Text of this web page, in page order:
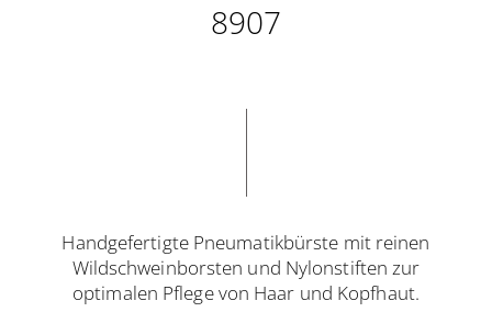
8907
Handgefertigte Pneumatikbürste mit reinen
Wildschweinborsten und Nylonstiften zur
optimalen Pflege von Haar und Kopfhaut.